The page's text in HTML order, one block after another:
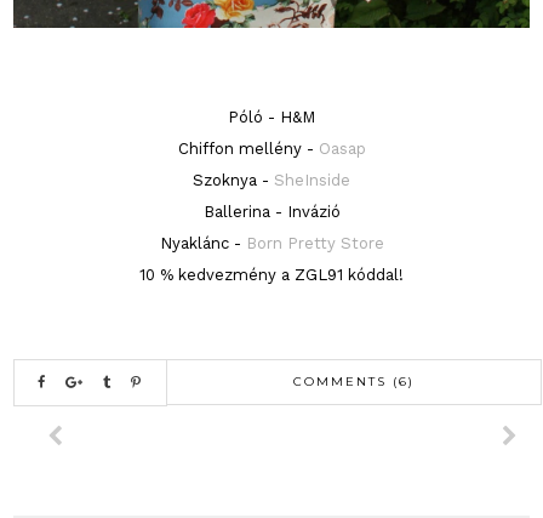
Póló - H&M
Chiffon mellény - Oasap
Szoknya - SheInside
Ballerina - Invázió
Nyaklánc - Born Pretty Store
10 % kedvezmény a ZGL91 kóddal!
COMMENTS (6)